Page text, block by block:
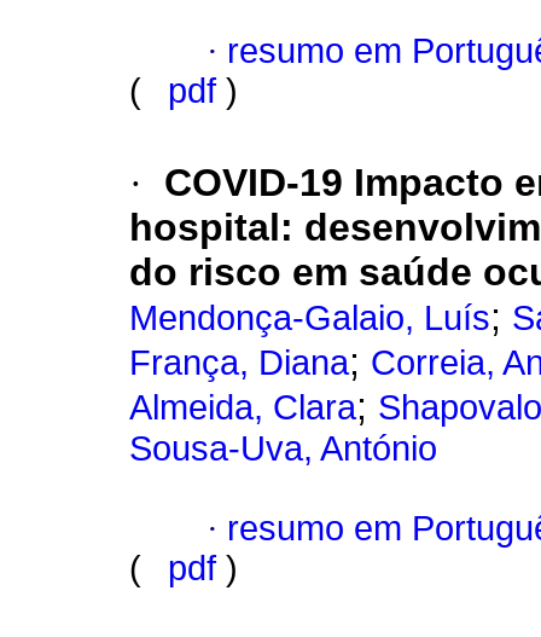
· resumo em
(
pdf )
·
COVID-19 Impacto
hospital:
do risco em saúde
Mendonça-Galaio, Luís;
França, Diana; Correia,
Almeida, Clara;
Sousa-Uva, António
· resumo em
(
pdf )